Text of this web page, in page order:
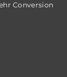
Conversion